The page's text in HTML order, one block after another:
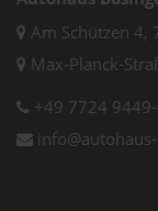
Am Schützen 4,
Max-Planck-
+49 7724